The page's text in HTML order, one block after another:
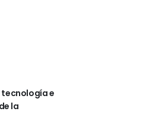
tecnología e
la